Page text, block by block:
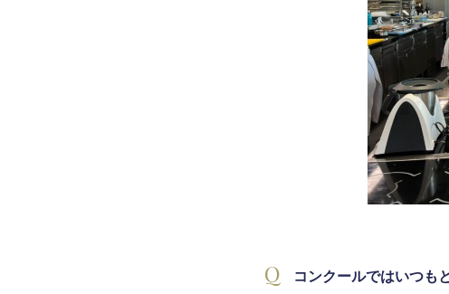
コンクールではいつも